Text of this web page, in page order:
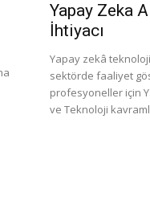
Yapay Zeka
İhtiyacı
Yapay zekâ
sektörde faaliyet
profesyoneller için
ve Teknoloji